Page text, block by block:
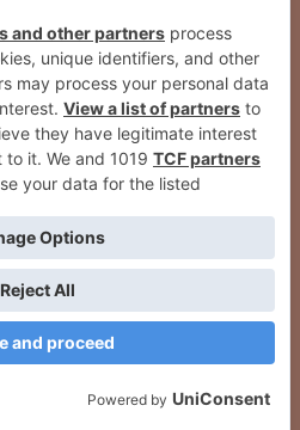
en
Investigado por dañar un vehículo
La Milagrosa